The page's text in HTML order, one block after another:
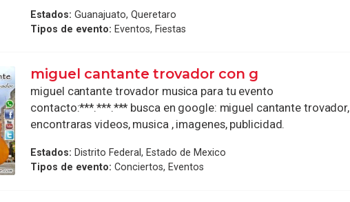
Estados: Guanajuato, Queretaro
Tipos de evento: Eventos, Fiestas
miguel cantante trovador con g
miguel cantante trovador musica para tu evento
contacto:***.***.*** busca en google: miguel cantante trovador,
encontraras videos, musica , imagenes, publicidad.
Estados: Distrito Federal, Estado de Mexico
Tipos de evento: Conciertos, Eventos